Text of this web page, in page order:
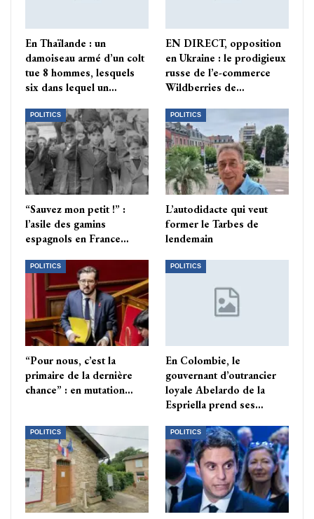
En Thaïlande : un
damoiseau armé d’un colt
tue 8 hommes, lesquels
six dans lequel un…
EN DIRECT, opposition
en Ukraine : le prodigieux
russe de l’e-commerce
Wildberries de…
POLITICS
“Sauvez mon petit !” :
l’asile des gamins
espagnols en France…
POLITICS
L’autodidacte qui veut
former le Tarbes de
lendemain
POLITICS
“Pour nous, c’est la
primaire de la dernière
chance” : en mutation…
POLITICS
En Colombie, le
gouvernant d’outrancier
loyale Abelardo de la
Espriella prend ses…
POLITICS POLITICS